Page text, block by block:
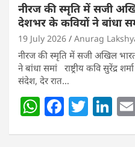
नीरज की स्मृति में सजी
देशभर के कवियों ने बांधा
19 July 2026 Anurag
नीरज की स्मृति में सजी अखिल
ने बांधा समां राष्ट्रीय कवि सुरेंद्र
संदेश, देर रात…
W F T Li